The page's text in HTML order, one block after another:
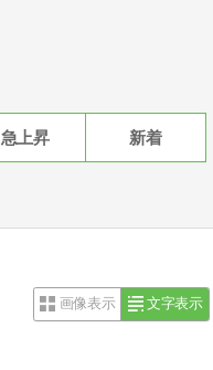
急上昇 新着
画像表示 文字表示